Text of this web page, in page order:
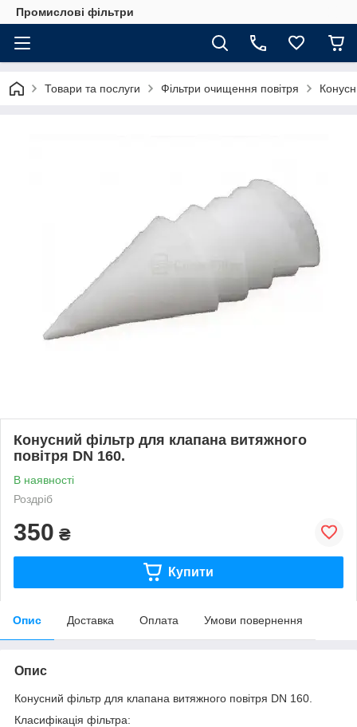
Промислові фільтри
Товари та послуги Фільтри очищення повітря
Конусний фільтр для клапана витяжного
повітря DN 160.
В наявності
Роздріб
350 ₴
Купити
Опис Доставка Оплата Умови повернення
Опис
Конусний фільтр для клапана витяжного повітря DN 160.
Класифікація фільтра: